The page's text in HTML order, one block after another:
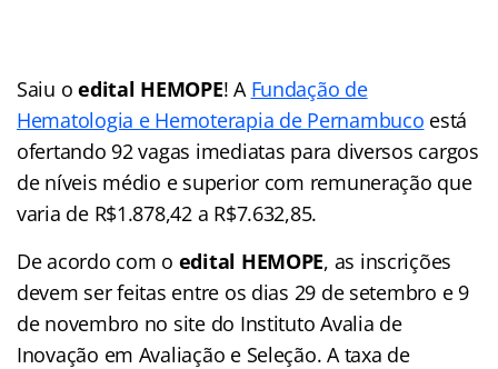
Saiu oedital HEMOPE! A Fundação de
Hematologia e Hemoterapia de Pernambuco está
ofertando 92 vagas imediatas para diversos cargos
de níveis médio e superior com remuneração que
varia de R$1.878,42 a R$7.632,85.
De acordo com o edital HEMOPE, as inscrições
devem ser feitas entre os dias 29 de setembro e 9
de novembro no site do Instituto Avalia de
Inovação em Avaliação e Seleção. A taxa de